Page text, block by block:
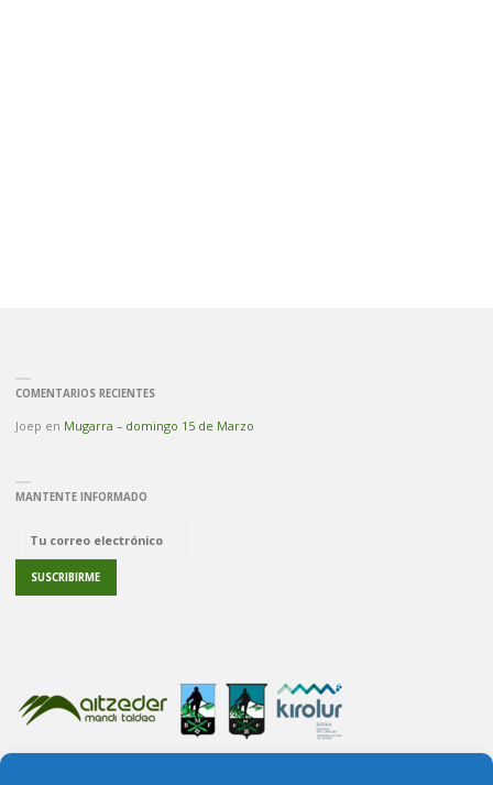
COMENTARIOS RECIENTES
Joep en Mugarra – domingo 15 de Marzo
MANTENTE INFORMADO